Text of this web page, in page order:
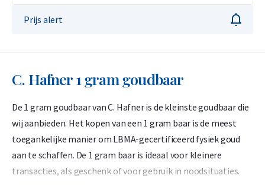
Prijs alert
C. Hafner 1 gram goudbaar
De 1 gram goudbaar van C. Hafner is de kleinste goudbaar die
wij aanbieden. Het kopen van een 1 gram baar is de meest
toegankelijke manier om LBMA-gecertificeerd fysiek goud
aan te schaffen. De 1 gram baar is ideaal voor kleinere
transacties, als geschenk of voor gebruik in noodsituaties.